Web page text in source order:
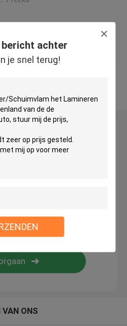
bericht achter
je snel terug!
de stoffenstrook
stoffenbroodje
Machine
maken
Contacteer ons
achter
je snel terug!
ONS